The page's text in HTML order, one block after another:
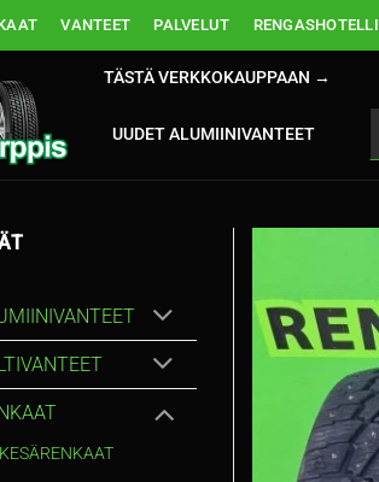
VANTEET PALVELUT RENGASHOTELLI
TÄSTÄ VERKKOKAUPPAAN →
UUDET ALUMIINIVANTEET